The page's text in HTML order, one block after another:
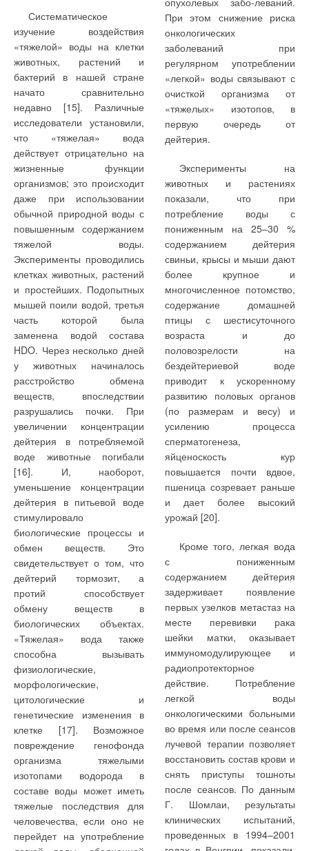
Систематическое
изучение воздействия
«тяжелой» воды на клетки
животных, растений и
бактерий в нашей стране
начато сравнительно
недавно [15]. Различные
исследователи установили,
что «тяжелая» вода
действует отрицательно на
жизненные функции
организмов; это происходит
даже при использовании
обычной природной воды с
повышенным содержанием
тяжелой воды.
Эксперименты проводились
клетках животных, растений
и простейших. Подопытных
мышей поили водой, третья
часть которой была
заменена водой состава
HDO. Через несколько дней
у животных начиналось
расстройство обмена
веществ, впоследствии
разрушались почки. При
увеличении концентрации
дейтерия в потребляемой
воде животные погибали
[16]. И, наоборот,
уменьшение концентрации
дейтерия в питьевой воде
стимулировало
биологические процессы и
обмен веществ. Это
свидетельствует о том, что
дейтерий тормозит, а
протий способствует
обмену веществ в
биологических объектах.
«Тяжелая» вода также
способна вызывать
физиологические,
морфологические,
цитологические и
генетические изменения в
клетке [17]. Возможное
повреждение генофонда
организма тяжелыми
изотопами водорода в
составе воды может иметь
тяжелые последствия для
человечества, если оно не
перейдет на употребление
При этом снижение риска
онкологических
заболеваний при
регулярном употреблении
«легкой» воды связывают с
очисткой организма от
«тяжелых» изотопов, в
первую очередь от
дейтерия.
Эксперименты на
животных и растениях
показали, что при
потребление воды с
пониженным на 25–30 %
содержанием дейтерия
свиньи, крысы и мыши дают
более крупное и
многочисленное потомство,
содержание домашней
птицы с шестисуточного
возраста и до
половозрелости на
бездейтериевой воде
приводит к ускоренному
развитию половых органов
(по размерам и весу) и
усилению процесса
сперматогенеза,
яйценоскость кур
повышается почти вдвое,
пшеница созревает раньше
и дает более высокий
урожай [20].
Кроме того, легкая вода
с пониженным
содержанием дейтерия
задерживает появление
первых узелков метастаз на
месте перевивки рака
шейки матки, оказывает
иммуномодулирующее и
радиопротекторное
действие. Потребление
легкой воды
онкологическими больными
во время или после сеансов
лучевой терапии позволяет
восстановить состав крови и
снять приступы тошноты
после сеансов. По данным
Г. Шомлаи, результаты
клинических испытаний,
проведенных в 1994–2001